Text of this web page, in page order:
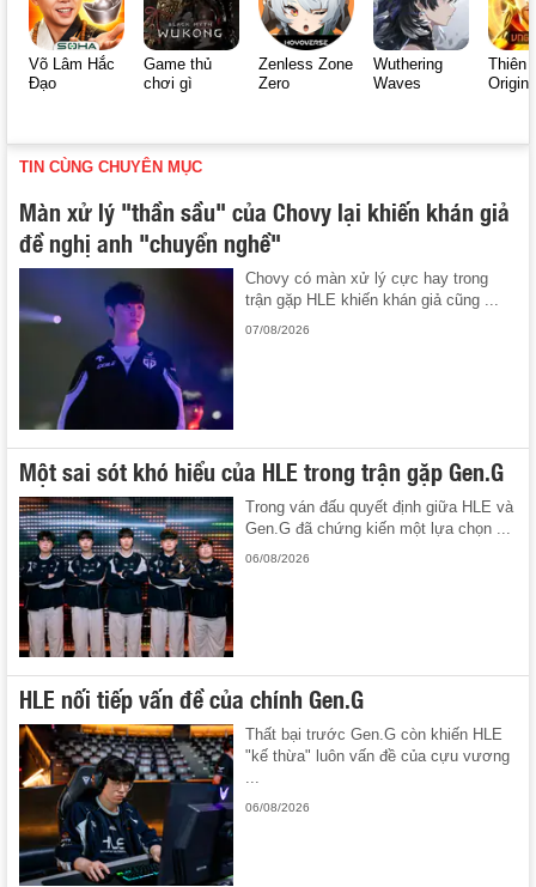
Võ Lâm Hắc
Đạo
Game thủ
chơi gì
Zenless Zone
Zero
Wuthering
Waves
Thiên
Origin
TIN CÙNG CHUYÊN MỤC
Màn xử lý "thần sầu" của Chovy lại khiến khán giả
đề nghị anh "chuyển nghề"
Chovy có màn xử lý cực hay trong
trận gặp HLE khiến khán giả cũng ...
07/08/2026
Một sai sót khó hiểu của HLE trong trận gặp Gen.G
Trong ván đấu quyết định giữa HLE và
Gen.G đã chứng kiến một lựa chọn ...
06/08/2026
HLE nối tiếp vấn đề của chính Gen.G
Thất bại trước Gen.G còn khiến HLE
"kế thừa" luôn vấn đề của cựu vương
...
06/08/2026